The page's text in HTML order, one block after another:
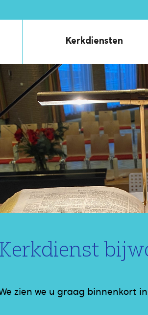
Kerkdiensten
Kerkdienst
zien we u graag binnenkort in